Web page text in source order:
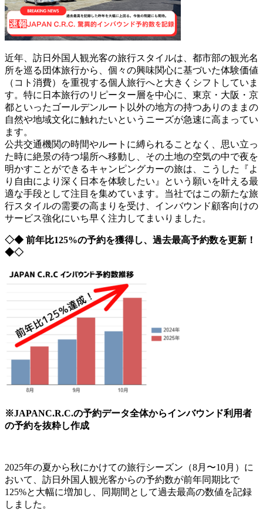
近年、訪日外国人観光客の旅行スタイルは、都市部の観光名
所を巡る団体旅行から、個々の興味関心に基づいた体験価値
（コト消費）を重視する個人旅行へと大きくシフトしていま
す。特に日本旅行のリピーター層を中心に、東京・大阪・京
都といったゴールデンルート以外の地方の持つありのままの
自然や地域文化に触れたいというニーズが急速に高まってい
ます。
公共交通機関の時間やルートに縛られることなく、思い立っ
た時に絶景の待つ場所へ移動し、その土地の空気の中で夜を
明かすことができるキャンピングカーの旅は、こうした『よ
り自由により深く日本を体験したい』という願いを叶える最
適な手段として注目を集めています。当社ではこの新たな旅
行スタイルの需要の高まりを受け、インバウンド顧客向けの
サービス強化にいち早く注力してまいりました。
◇◆ 前年比125%の予約を獲得し、過去最高予約数を更新！
◆◇
※JAPANC.R.C.の予約データ全体からインバウンド利用者
の予約を抜粋し作成
2025年の夏から秋にかけての旅行シーズン（8月〜10月）に
おいて、訪日外国人観光客からの予約数が前年同期比で
125%と大幅に増加し、同期間として過去最高の数値を記録
しました。